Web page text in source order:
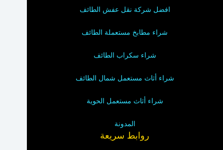
افضل شركة نقل عفش الطائف
شراء مطابخ مستعملة الطائف
شراء سكراب الطائف
شراء أثاث مستعمل شمال الطائف
شراء أثاث مستعمل الحوية
المدونة
روابط سريعة